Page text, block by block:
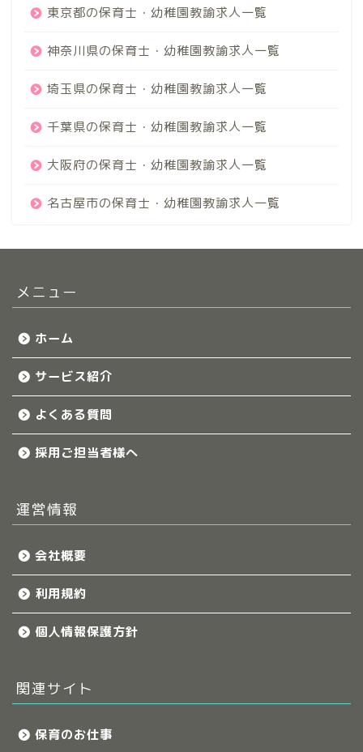
東京都の保育士・幼稚園教諭求人一覧
神奈川県の保育士・幼稚園教諭求人一覧
埼玉県の保育士・幼稚園教諭求人一覧
千葉県の保育士・幼稚園教諭求人一覧
大阪府の保育士・幼稚園教諭求人一覧
名古屋市の保育士・幼稚園教諭求人一覧
メニュー
ホーム
サービス紹介
よくある質問
採用ご担当者様へ
運営情報
会社概要
利用規約
個人情報保護方針
関連サイト
保育のお仕事